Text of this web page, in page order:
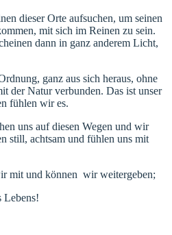
dieser Orte aufsuchen, um seinen
mit sich im Reinen zu sein.
dann in ganz anderem Licht,
ganz aus sich heraus, ohne
der Natur verbunden. Das ist unser
fühlen wir es.
uns auf diesen Wegen und wir
still, achtsam und fühlen uns mit
mit und können wir weitergeben;
Lebens!